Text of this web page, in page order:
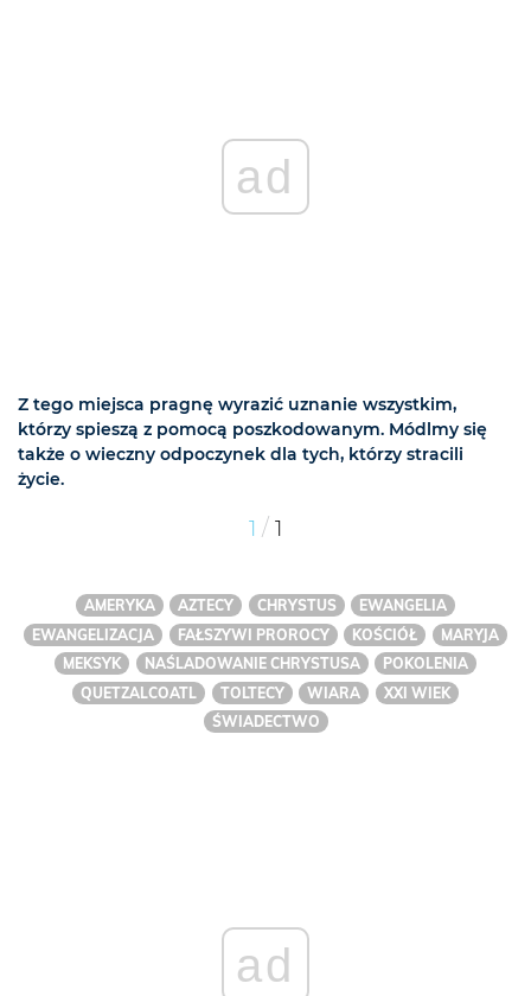
ad
Z tego miejsca pragnę wyrazić uznanie wszystkim,
którzy spieszą z pomocą poszkodowanym. Módlmy się
także o wieczny odpoczynek dla tych, którzy stracili
życie.
1 / 1
AMERYKA AZTECY CHRYSTUS
EWANGELIA
EWANGELIZACJA
FAŁSZYWI PROROCY KOŚCIÓŁ
MARYJA
MEKSYK
NAŚLADOWANIE CHRYSTUSA
POKOLENIA
QUETZALCOATL
TOLTECY WIARA
XXI WIEK
ŚWIADECTWO
ad